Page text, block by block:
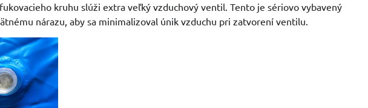
kruhu slúži extra veľký vzduchový ventil. Tento je sériovo vybavený
nárazu, aby sa minimalizoval únik vzduchu pri zatvorení ventilu.